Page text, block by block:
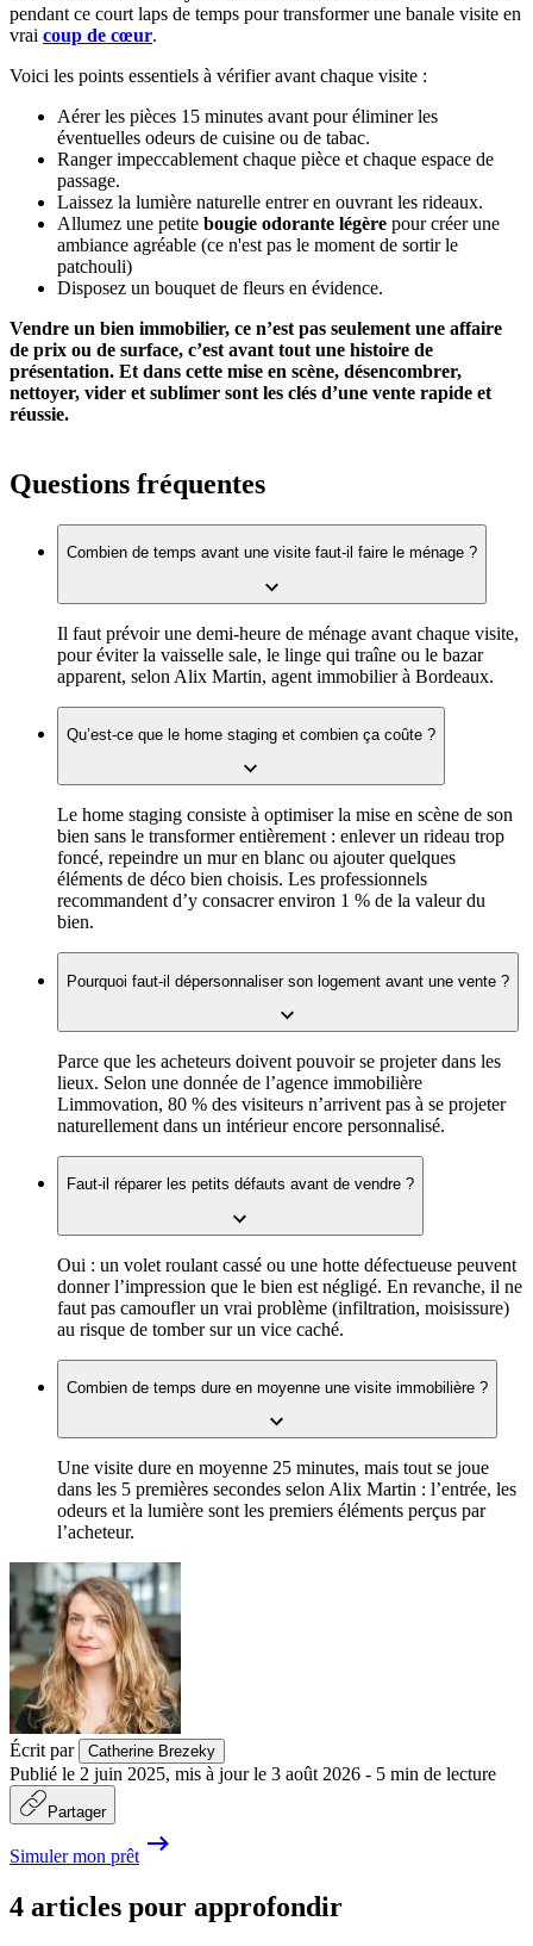
pendant ce court laps de temps pour transformer une banale visite en
vrai coup de cœur.
Voici les points essentiels à vérifier avant chaque visite :
Aérer les pièces 15 minutes avant pour éliminer les
éventuelles odeurs de cuisine ou de tabac.
Ranger impeccablement chaque pièce et chaque espace de
passage.
Laissez la lumière naturelle entrer en ouvrant les rideaux.
Allumez une petite bougie odorante légère pour créer une
ambiance agréable (ce n'est pas le moment de sortir le
patchouli)
Disposez un bouquet de fleurs en évidence.
Vendre un bien immobilier, ce n’est pas seulement une affaire
de prix ou de surface, c’est avant tout une histoire de
présentation. Et dans cette mise en scène, désencombrer,
nettoyer, vider et sublimer sont les clés d’une vente rapide et
réussie.
Questions fréquentes
Combien de temps avant une visite faut-il faire le ménage ?
Il faut prévoir une demi-heure de ménage avant chaque visite,
pour éviter la vaisselle sale, le linge qui traîne ou le bazar
apparent, selon Alix Martin, agent immobilier à Bordeaux.
Qu’est-ce que le home staging et combien ça coûte ?
Le home staging consiste à optimiser la mise en scène de son
bien sans le transformer entièrement : enlever un rideau trop
foncé, repeindre un mur en blanc ou ajouter quelques
éléments de déco bien choisis. Les professionnels
recommandent d’y consacrer environ 1 % de la valeur du
bien.
Pourquoi faut-il dépersonnaliser son logement avant une vente ?
Parce que les acheteurs doivent pouvoir se projeter dans les
lieux. Selon une donnée de l’agence immobilière
Limmovation, 80 % des visiteurs n’arrivent pas à se projeter
naturellement dans un intérieur encore personnalisé.
Faut-il réparer les petits défauts avant de vendre ?
Oui : un volet roulant cassé ou une hotte défectueuse peuvent
donner l’impression que le bien est négligé. En revanche, il ne
faut pas camoufler un vrai problème (infiltration, moisissure)
au risque de tomber sur un vice caché.
Combien de temps dure en moyenne une visite immobilière ?
Une visite dure en moyenne 25 minutes, mais tout se joue
dans les 5 premières secondes selon Alix Martin : l’entrée, les
odeurs et la lumière sont les premiers éléments perçus par
l’acheteur.
Écrit par Catherine Brezeky
Publié le 2 juin 2025, mis à jour le 3 août 2026 - 5 min de lecture
Partager
Simuler mon prêt
4 articles pour approfondir